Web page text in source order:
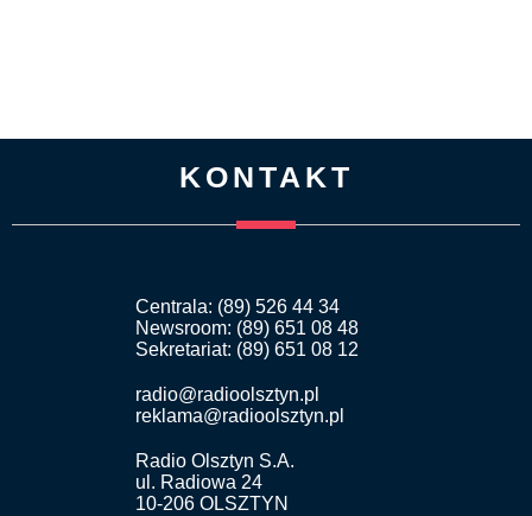
KONTAKT
Centrala: (89) 526 44 34
Newsroom: (89) 651 08 48
Sekretariat: (89) 651 08 12
radio@radioolsztyn.pl
reklama@radioolsztyn.pl
Radio Olsztyn S.A.
ul. Radiowa 24
10-206 OLSZTYN